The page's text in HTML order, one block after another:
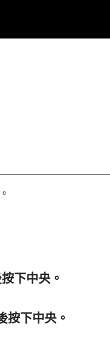
下中央。
按下中央。